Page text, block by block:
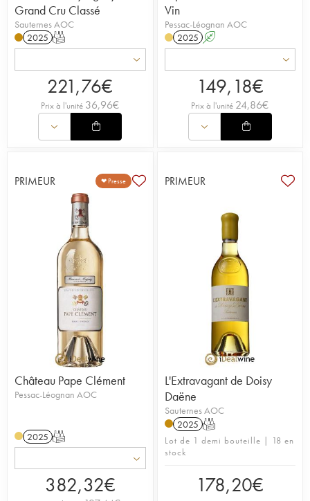
Grand Cru Classé
Sauternes AOC
2025 T
221,76€
Prix à l'unité 36,96€
Vin
Pessac-Léognan AOC
2025 A
149,18€
Prix à l'unité 24,86€
PRIMEUR ❤ Presse
Château Pape Clément
Pessac-Léognan AOC
2025 T
382,32€
PRIMEUR
L'Extravagant de Doisy
Daëne
Sauternes AOC
2025 T
Lot de 1 demi bouteille | 18 en
stock
178,20€